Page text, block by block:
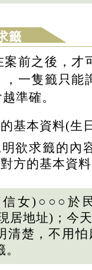
籤
案前之後，才
，一隻籤只能
準確。
基本資料(生
欲求籤的內
方的基本資
信女)○○○於
居地址)；今
清楚，不用